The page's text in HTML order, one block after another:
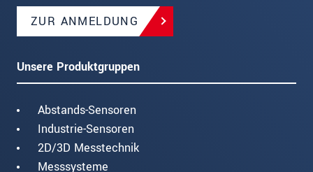
ZUR ANMELDUNG
Unsere Produktgruppen
Abstands-Sensoren
Industrie-Sensoren
2D/3D Messtechnik
Messsysteme